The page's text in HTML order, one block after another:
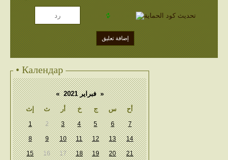
• Календар
« فبراير 2021 »
إث
ث أر خ ج س أح
1 2 3 4 5 6 7
8 9 10 11 12 13 14
15 16 17 18 19 20 21